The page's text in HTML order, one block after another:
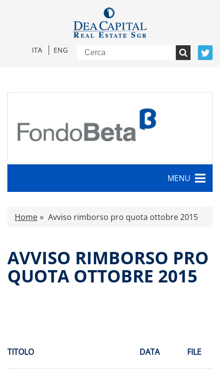
ITA ENG
MENU
Caratteristiche
Proventi distribuiti
Documenti di offerta
Archivio documenti
Home Avviso rimborso pro quota ottobre 2015
AVVISO RIMBORSO PRO
QUOTA OTTOBRE 2015
TITOLO DATA FILE